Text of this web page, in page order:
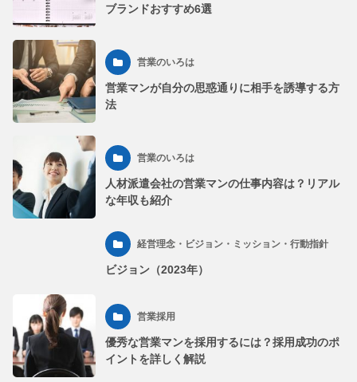
ブランドおすすめ6選
営業のいろは
営業マンが自分の思惑通りに相手を誘導する方
法
営業のいろは
人材派遣会社の営業マンの仕事内容は？リアル
な年収も紹介
経営理念・ビジョン・ミッション・行動指針
ビジョン（2023年）
営業採用
優秀な営業マンを採用するには？採用成功のポ
イントを詳しく解説